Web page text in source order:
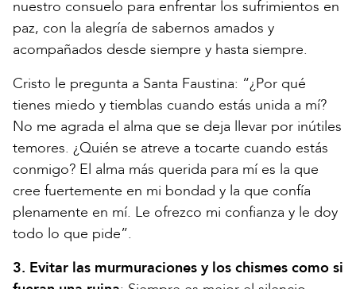
nuestro consuelo para enfrentar los sufrimientos en
paz, con la alegría de sabernos amados y
acompañados desde siempre y hasta siempre.
Cristo le pregunta a Santa Faustina: “¿Por qué
tienes miedo y tiemblas cuando estás unida a mí?
No me agrada el alma que se deja llevar por inútiles
temores. ¿Quién se atreve a tocarte cuando estás
conmigo? El alma más querida para mí es la que
cree fuertemente en mi bondad y la que confía
plenamente en mí. Le ofrezco mi confianza y le doy
todo lo que pide”.
3. Evitar las murmuraciones y los chismes como si